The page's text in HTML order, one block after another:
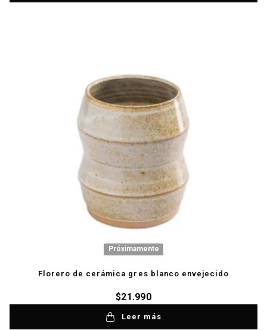
Próximamente
Florero de cerámica gres blanco envejecido
$21.990
Leer más